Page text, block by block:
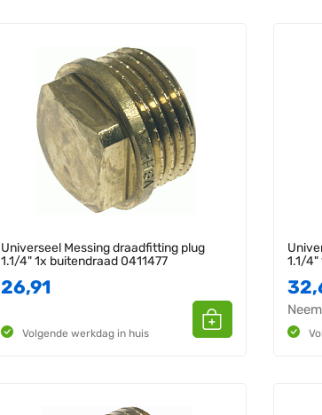
Universeel Messing draadfitting plug
1.1/4" 1x buitendraad 0411477
26,91
Volgende werkdag in huis
1.1/